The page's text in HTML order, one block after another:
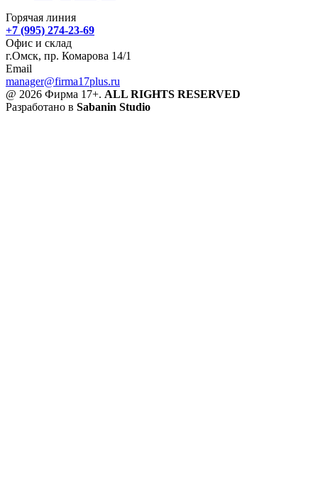
Горячая линия
+7 (995) 274-23-69
Офис и склад
г.Омск, пр. Комарова 14/1
Email
manager@firma17plus.ru
@ 2026 Фирма 17+. ALL RIGHTS RESERVED
Разработано в Sabanin Studio